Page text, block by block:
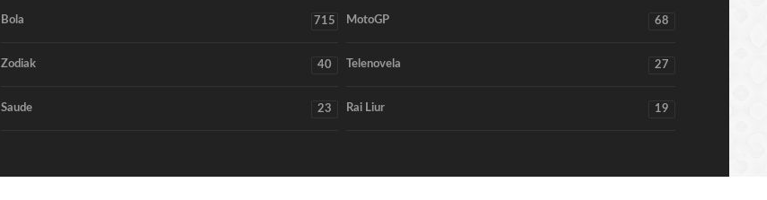
Bola 715 MotoGP 68
Zodiak 40 Telenovela 27
Saude 23 Rai Liur 19